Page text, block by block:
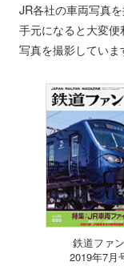
JR各社の車両写真
手元になると大変
写真を撮影していま
鉄道ファン
2019年7月